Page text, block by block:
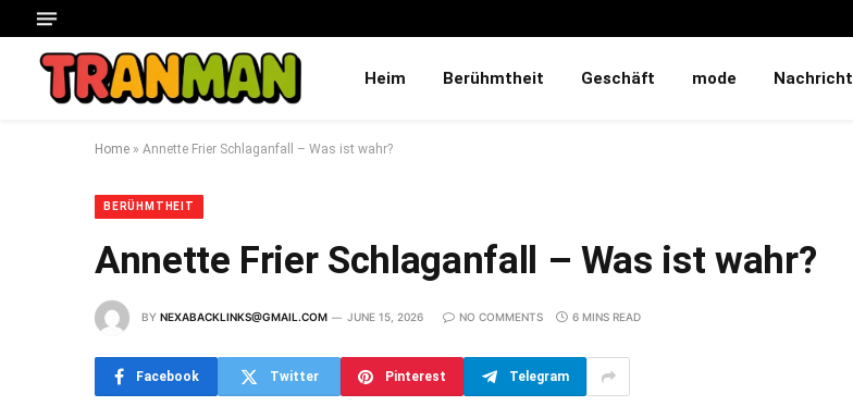
Heim Berühmtheit Geschäft mode Nachricht
Home » Annette Frier Schlaganfall – Was ist wahr?
BERÜHMTHEIT
Annette Frier Schlaganfall – Was ist wahr?
BY NEXABACKLINKS@GMAIL.COM JUNE 15, 2026 NO COMMENTS 6 MINS READ
Facebook Twitter Pinterest Telegram